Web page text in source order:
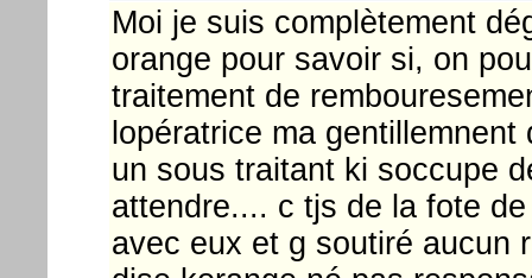
Moi je suis complètement
orange pour savoir si, on
traitement de
lopératrice ma
un sous traitant ki soccupe
attendre.... c tjs de la fote
avec eux et g soutiré aucun